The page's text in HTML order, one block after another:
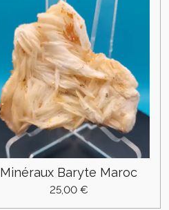
Minéraux Baryte Maroc
25,00 €